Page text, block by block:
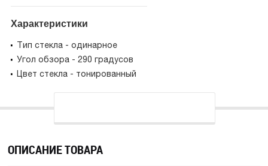
Характеристики
Тип стекла - одинарное
Угол обзора - 290 градусов
Цвет стекла - тонированный
ОПИСАНИЕ ТОВАРА